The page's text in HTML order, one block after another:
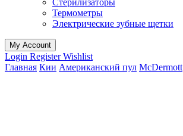
Стерилизаторы
Термометры
Электрические зубные щетки
My Account
Login RegisterWishlist
Главная Кии Американский пул McDermott